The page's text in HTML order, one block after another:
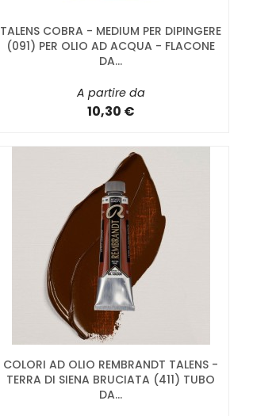
TALENS COBRA - MEDIUM PER DIPINGERE
(091) PER OLIO AD ACQUA - FLACONE
DA...
A partire da
10,30 €
COLORI AD OLIO REMBRANDT TALENS -
TERRA DI SIENA BRUCIATA (411) TUBO
DA...